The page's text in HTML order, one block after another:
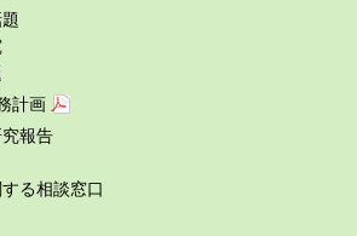
計画
報告
る相談窓⼝